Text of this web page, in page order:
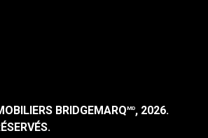
BRIDGEMARQMD, 2026.